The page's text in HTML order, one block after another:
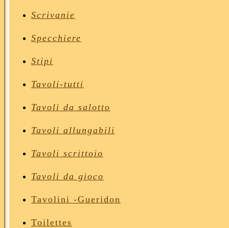
Scrivanie
Specchiere
Stipi
Tavoli-tutti
Tavoli da salotto
Tavoli allungabili
Tavoli scrittoio
Tavoli da gioco
Tavolini -Gueridon
Toilettes